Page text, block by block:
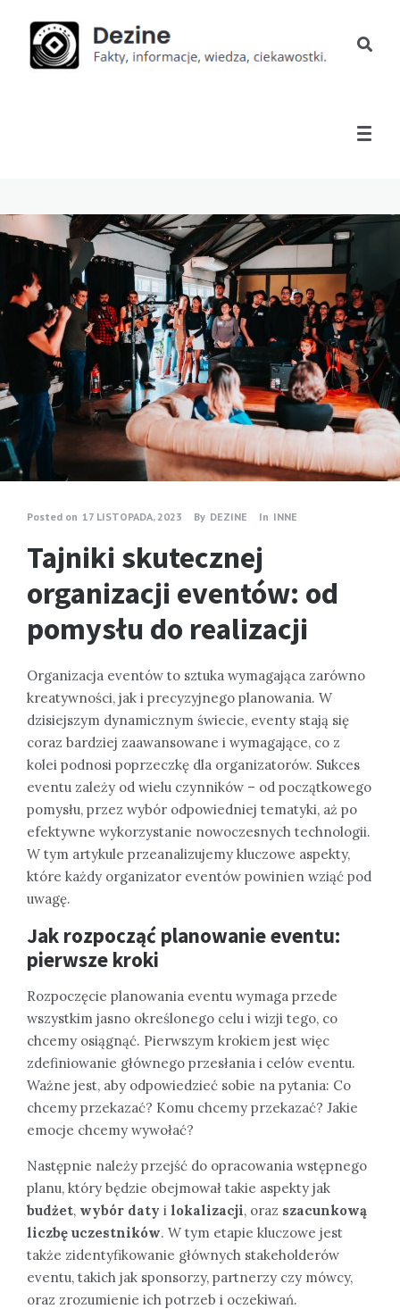
Posted on 17 LISTOPADA, 2023 By DEZINE In INNE
Tajniki skutecznej
organizacji eventów: od
pomysłu do realizacji
Organizacja eventów to sztuka wymagająca zarówno
kreatywności, jak i precyzyjnego planowania. W
dzisiejszym dynamicznym świecie, eventy stają się
coraz bardziej zaawansowane i wymagające, co z
kolei podnosi poprzeczkę dla organizatorów. Sukces
eventu zależy od wielu czynników – od początkowego
pomysłu, przez wybór odpowiedniej tematyki, aż po
efektywne wykorzystanie nowoczesnych technologii.
W tym artykule przeanalizujemy kluczowe aspekty,
które każdy organizator eventów powinien wziąć pod
uwagę.
Jak rozpocząć planowanie eventu:
pierwsze kroki
Rozpoczęcie planowania eventu wymaga przede
wszystkim jasno określonego celu i wizji tego, co
chcemy osiągnąć. Pierwszym krokiem jest więc
zdefiniowanie głównego przesłania i celów eventu.
Ważne jest, aby odpowiedzieć sobie na pytania: Co
chcemy przekazać? Komu chcemy przekazać? Jakie
emocje chcemy wywołać?
Następnie należy przejść do opracowania wstępnego
planu, który będzie obejmował takie aspekty jak
budżet, wybór daty i lokalizacji, oraz szacunkową
liczbę uczestników. W tym etapie kluczowe jest
także zidentyfikowanie głównych stakeholderów
eventu, takich jak sponsorzy, partnerzy czy mówcy,
oraz zrozumienie ich potrzeb i oczekiwań.